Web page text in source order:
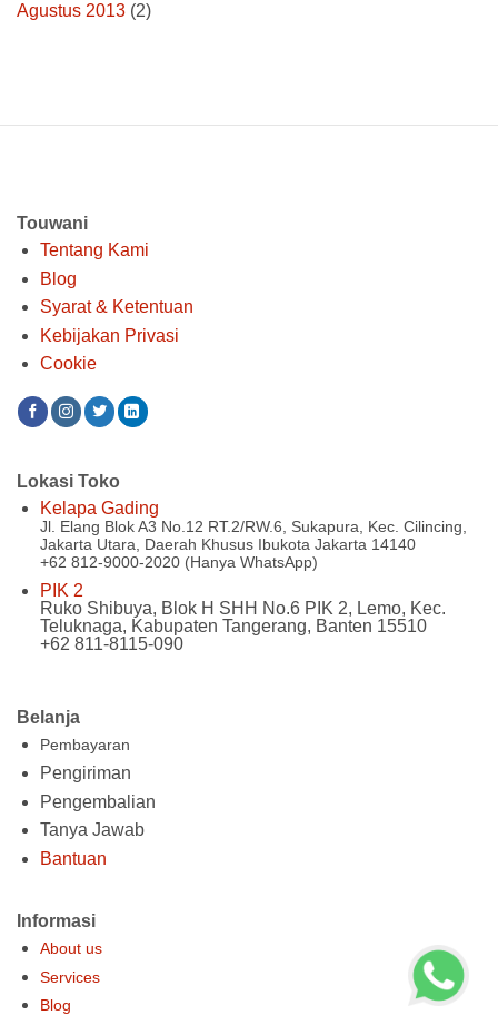
Agustus 2013 (2)
Touwani
Tentang Kami
Blog
Syarat & Ketentuan
Kebijakan Privasi
Cookie
Belanja
Pembayaran
Pengiriman
Pengembalian
Tanya Jawab
Bantuan
Informasi
About us
Services
Blog
Lokasi Toko
Kelapa Gading
Jl. Elang Blok A3 No.12 RT.2/RW.6, Sukapura, Kec. Cilincing,
Jakarta Utara, Daerah Khusus Ibukota Jakarta 14140
+62 812-9000-2020 (Hanya WhatsApp)
PIK 2
Ruko Shibuya, Blok H SHH No.6 PIK 2, Lemo, Kec.
Teluknaga, Kabupaten Tangerang, Banten 15510
+62 811-8115-090